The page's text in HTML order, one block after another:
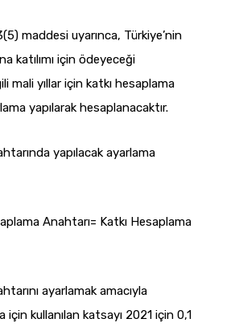
maddesi uyarınca, Türkiye’nin
katılımı için ödeyeceği
mali yıllar için katkı hesaplama
yapılarak hesaplanacaktır.
yapılacak ayarlama
Anahtarı= Katkı Hesaplama
ayarlamak amacıyla
için kullanılan katsayı 2021 için 0,1